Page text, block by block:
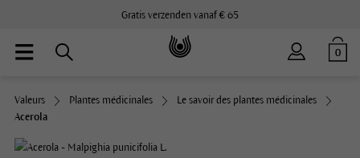
Gratis verzenden vanaf € 65
0
Valeurs Plantes médicinales
Le savoir des plantes médicinales
Acerola